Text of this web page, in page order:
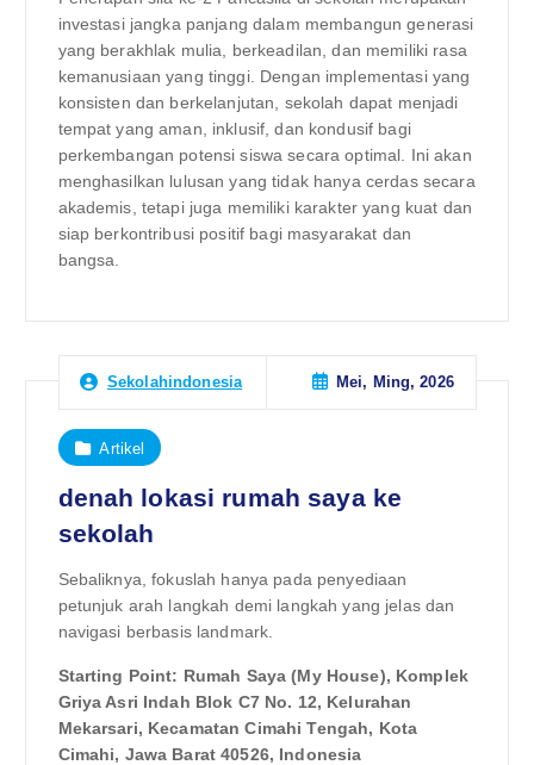
investasi jangka panjang dalam membangun generasi
yang berakhlak mulia, berkeadilan, dan memiliki rasa
kemanusiaan yang tinggi. Dengan implementasi yang
konsisten dan berkelanjutan, sekolah dapat menjadi
tempat yang aman, inklusif, dan kondusif bagi
perkembangan potensi siswa secara optimal. Ini akan
menghasilkan lulusan yang tidak hanya cerdas secara
akademis, tetapi juga memiliki karakter yang kuat dan
siap berkontribusi positif bagi masyarakat dan
bangsa.
Sekolahindonesia Mei, Ming, 2026
Artikel
denah lokasi rumah saya ke
sekolah
Sebaliknya, fokuslah hanya pada penyediaan
petunjuk arah langkah demi langkah yang jelas dan
navigasi berbasis landmark.
Starting Point: Rumah Saya (My House), Komplek
Griya Asri Indah Blok C7 No. 12, Kelurahan
Mekarsari, Kecamatan Cimahi Tengah, Kota
Cimahi, Jawa Barat 40526, Indonesia